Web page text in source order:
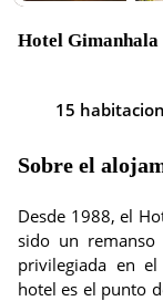
Hotel Gimanhala
15
Sobre el
Desde 1988, el
sido un remanso
privilegiada en
hotel es el punto